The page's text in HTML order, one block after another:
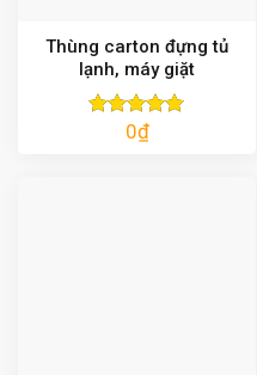
Thùng carton đựng tủ
lạnh, máy giặt
Được xếp
0₫